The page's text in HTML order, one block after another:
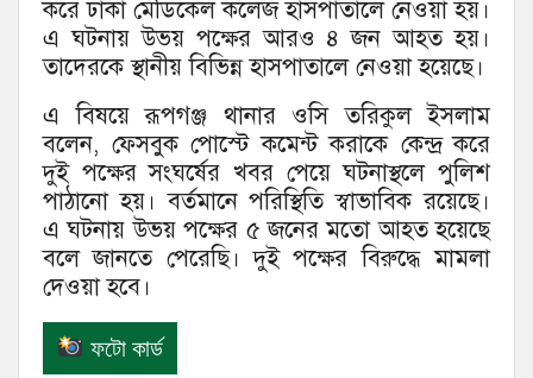
করে ঢাকা মেডিকেল কলেজ হাসপাতালে নেওয়া হয়।
এ ঘটনায় উভয় পক্ষের আরও ৪ জন আহত হয়।
তাদেরকে স্থানীয় বিভিন্ন হাসপাতালে নেওয়া হয়েছে।
এ বিষয়ে রূপগঞ্জ থানার ওসি তরিকুল ইসলাম
বলেন, ফেসবুক পোস্টে কমেন্ট করাকে কেন্দ্র করে
দুই পক্ষের সংঘর্ষের খবর পেয়ে ঘটনাস্থলে পুলিশ
পাঠানো হয়। বর্তমানে পরিস্থিতি স্বাভাবিক রয়েছে।
এ ঘটনায় উভয় পক্ষের ৫ জনের মতো আহত হয়েছে
বলে জানতে পেরেছি। দুই পক্ষের বিরুদ্ধে মামলা
দেওয়া হবে।
ফটো কার্ড